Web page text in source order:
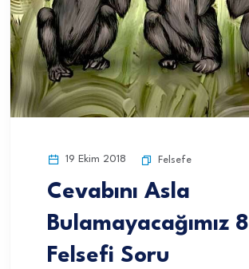
19 Ekim 2018 Felsefe
Cevabını Asla
Bulamayacağımız 8
Felsefi Soru